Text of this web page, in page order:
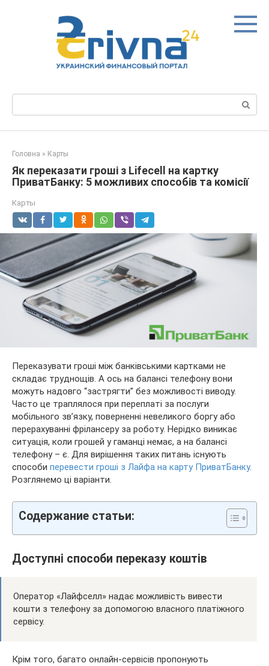
Пошук:
Головна » Карты
Як переказати гроші з Lifecell на картку
ПриватБанку: 5 можливих способів та комісії
Карты
Переказувати гроші між банківськими картками не
складає труднощів. А ось на балансі телефону вони
можуть надовго “застрягти” без можливості виводу.
Часто це траплялося при переплаті за послуги
мобільного зв’язку, поверненні невеликого боргу або
перерахуванні фрілансеру за роботу. Нерідко виникає
ситуація, коли грошей у гаманці немає, а на балансі
телефону – є. Для вирішення таких питань існують
способи перевести гроші з Лайфа на карту ПриватБанку.
Розглянемо ці варіанти.
Содержание статьи:
Доступні способи переказу коштів
Оператор «Лайфселл» надає можливість вивести
кошти з телефону за допомогою власного платіжного
сервісу.
Крім того, багато онлайн-сервісів пропонують